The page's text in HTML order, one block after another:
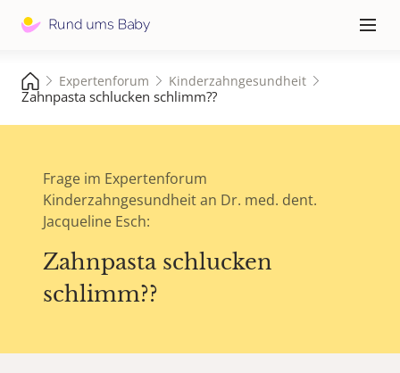
≡
Expertenforum Kinderzahngesundheit
Zahnpasta schlucken schlimm??
Frage im Expertenforum
Kinderzahngesundheit an Dr. med. dent.
Jacqueline Esch:
Zahnpasta schlucken
schlimm??